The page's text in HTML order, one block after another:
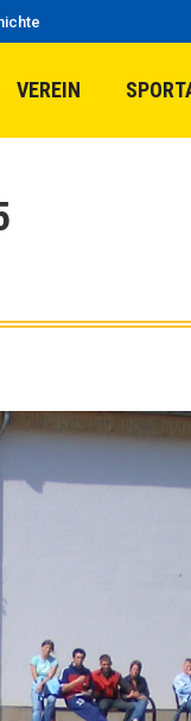
VEREIN